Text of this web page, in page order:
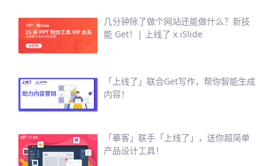
几分钟除了做个网站还能做什么？新技
能 Get！| 上线了 x iSlide
「上线了」联合Get写作，帮你智能生成
内容！
「摹客」联手「上线了」，送你超简单
产品设计工具！